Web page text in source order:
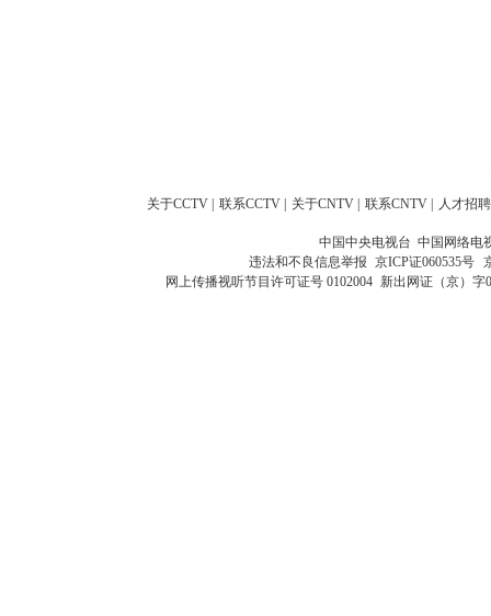
关于CCTV 联系CCTV 关于CNTV 联系CNTV 人才招聘
中国中央电视台 中国网络电
违法和不良信息举报 京ICP证060535号
网上传播视听节目许可证号 0102004 新出网证（京）